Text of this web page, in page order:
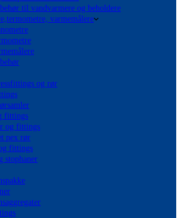
til vandvarmere og beholdere
varmemålere
og rør
fittings
og fittings
pex rør
fittings
stophaner